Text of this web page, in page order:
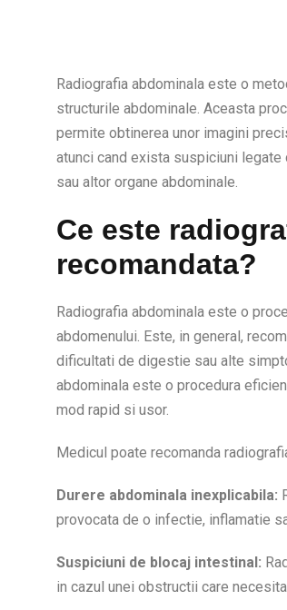
Radiografia abdominala este o
structurile abdominale. Aceasta
permite obtinerea unor imagini
atunci cand exista suspiciuni
sau altor organe abdominale.
Ce este
recomandata?
Radiografia abdominala este o
abdomenului. Este, in general,
dificultati de digestie sau alte
abdominala este o procedura
mod rapid si usor.
Medicul poate recomanda
Durere abdominala inexplicabila:
provocata de o infectie, inflamatie
Suspiciuni de blocaj intestinal:
in cazul unei obstructii care